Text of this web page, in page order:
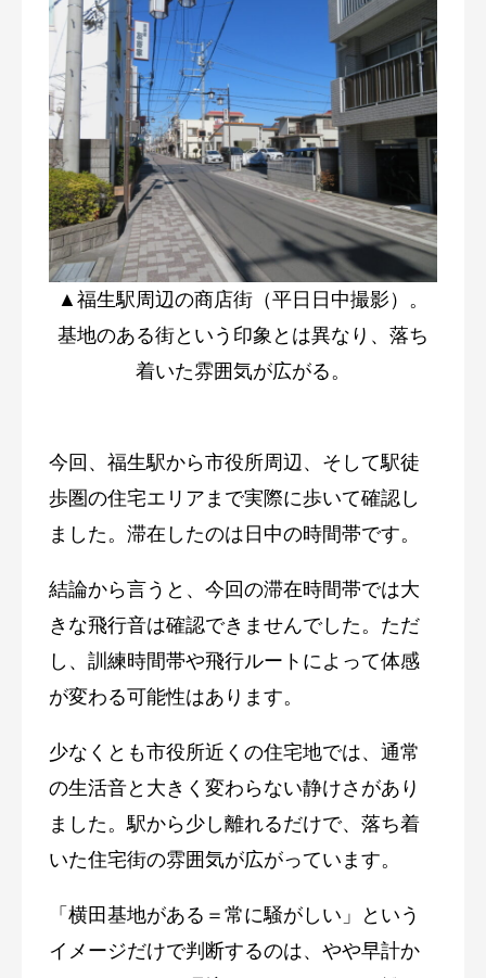
▲福生駅周辺の商店街（平日日中撮影）。
基地のある街という印象とは異なり、落ち
着いた雰囲気が広がる。
今回、福生駅から市役所周辺、そして駅徒
歩圏の住宅エリアまで実際に歩いて確認し
ました。滞在したのは日中の時間帯です。
結論から言うと、今回の滞在時間帯では大
きな飛行音は確認できませんでした。ただ
し、訓練時間帯や飛行ルートによって体感
が変わる可能性はあります。
少なくとも市役所近くの住宅地では、通常
の生活音と大きく変わらない静けさがあり
ました。駅から少し離れるだけで、落ち着
いた住宅街の雰囲気が広がっています。
「横田基地がある＝常に騒がしい」という
イメージだけで判断するのは、やや早計か